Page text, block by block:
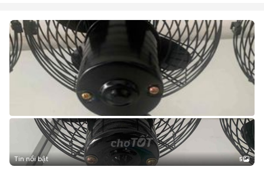
Tin nổi bật 5